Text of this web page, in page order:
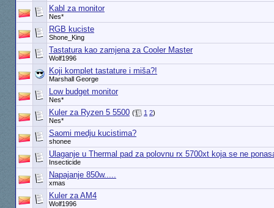
Kabl za monitor
Nes*
RGB kuciste
Shone_King
Tastatura kao zamjena za Cooler Master
Wolf1996
Koji komplet tastature i miša?!
Marshall George
Low budget monitor
Nes*
Kuler za Ryzen 5 5500 ( 1 2)
Nes*
Saomi medju kucistima?
shonee
Ulaganje u Thermal pad za polovnu rx 5700xt koja se ne
Insecticide
Napajanje 850w.....
xmas
Kuler za AM4
Wolf1996